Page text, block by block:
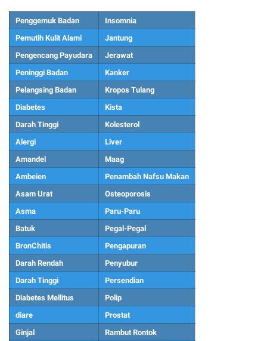
Penggemuk Badan
Insomnia
Pemutih Kulit Alami
Jantung
Pengencang Payudara
Jerawat
Peninggi Badan
Kanker
Pelangsing Badan
Kropos Tulang
Diabetes
Kista
Darah Tinggi
Kolesterol
Alergi
Liver
Amandel
Maag
Ambeien
Penambah Nafsu Makan
Asam Urat
Osteoporosis
Asma
Paru-Paru
Batuk
Pegal-Pegal
BronChitis
Pengapuran
Darah Rendah
Penyubur
Darah Tinggi
Persendian
Diabetes Mellitus
Polip
diare
Prostat
Ginjal
Rambut Rontok